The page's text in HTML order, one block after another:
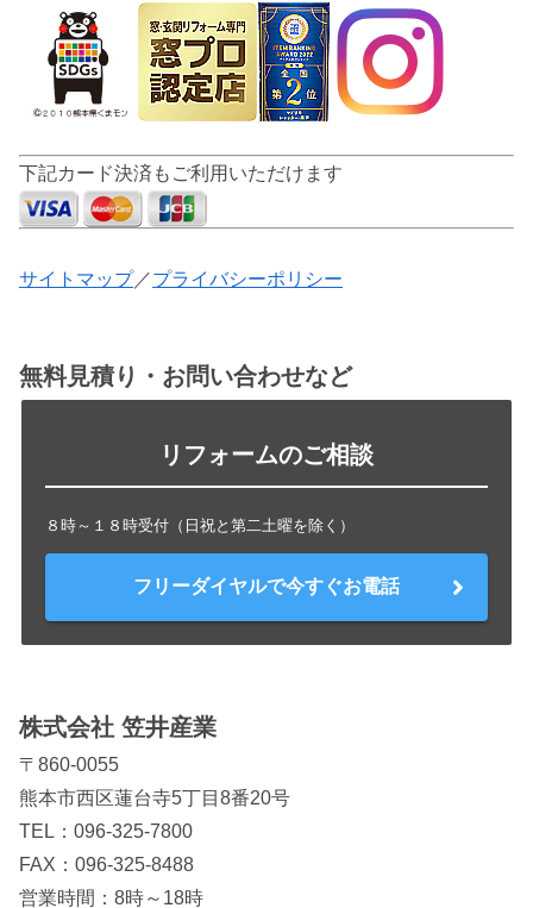
下記カード決済もご利用いただけます
サイトマップ／プライバシーポリシー
無料見積り・お問い合わせなど
リフォームのご相談
８時～１８時受付（日祝と第二土曜を除く）
フリーダイヤルで今すぐお電話
株式会社 笠井産業
〒860-0055
熊本市西区蓮台寺5丁目8番20号
TEL： 096-325-7800
FAX：096-325-8488
営業時間：8時～18時